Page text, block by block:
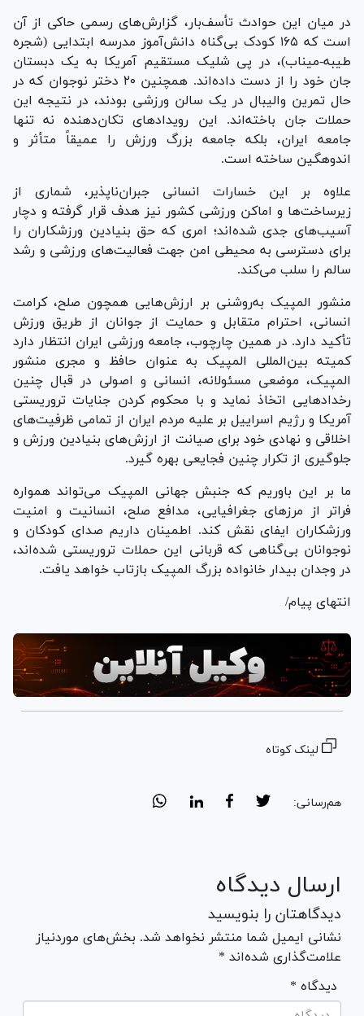
در میان این حوادث تأسف‌بار، گزارش‌های رسمی حاکی از آن
است که ۱۶۵ کودک بی‌گناه دانش‌آموز مدرسه ابتدایی (شجره
طیبه-میناب)، در پی شلیک مستقیم آمریکا به یک دبستان
جان خود را از دست داده‌اند. همچنین ۲۰ دختر نوجوان که در
حال تمرین والیبال در یک سالن ورزشی بودند، در نتیجه این
حملات جان باخته‌اند. این رویداد‌های تکان‌دهنده نه تنها
جامعه ایران، بلکه جامعه بزرگ ورزش را عمیقاً متأثر و
اندوهگین ساخته است.
علاوه بر این خسارات انسانی جبران‌ناپذیر، شماری از
زیرساخت‌ها و اماکن ورزشی کشور نیز هدف قرار گرفته و دچار
آسیب‌های جدی شده‌اند؛ امری که حق بنیادین ورزشکاران را
برای دسترسی به محیطی امن جهت فعالیت‌های ورزشی و رشد
سالم را سلب می‌کند.
منشور المپیک به‌روشنی بر ارزش‌هایی همچون صلح، کرامت
انسانی، احترام متقابل و حمایت از جوانان از طریق ورزش
تأکید دارد. در همین چارچوب، جامعه ورزشی ایران انتظار دارد
کمیته بین‌المللی المپیک به عنوان حافظ و مجری منشور
المپیک، موضعی مسئولانه، انسانی و اصولی در قبال چنین
رخداد‌هایی اتخاذ نماید و با محکوم کردن جنایات تروریستی
آمریکا و رژیم اسراییل بر علیه مردم ایران از تمامی ظرفیت‌های
اخلاقی و نهادی خود برای صیانت از ارزش‌های بنیادین ورزش و
جلوگیری از تکرار چنین فجایعی بهره گیرد.
ما بر این باوریم که جنبش جهانی المپیک می‌تواند همواره
فراتر از مرز‌های جغرافیایی، مدافع صلح، انسانیت و امنیت
ورزشکاران ایفای نقش کند. اطمینان داریم صدای کودکان و
نوجوانان بی‌گناهی که قربانی این حملات تروریستی شده‌اند،
در وجدان بیدار خانواده بزرگ المپیک بازتاب خواهد یافت.
انتهای پیام/
لینک کوتاه
هم‌رسانی:
ارسال دیدگاه
دیدگاهتان را بنویسید
نشانی ایمیل شما منتشر نخواهد شد. بخش‌های موردنیاز
علامت‌گذاری شده‌اند *
* دیدگاه